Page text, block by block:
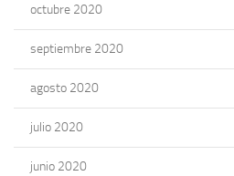
octubre 2020
septiembre 2020
agosto 2020
julio 2020
junio 2020